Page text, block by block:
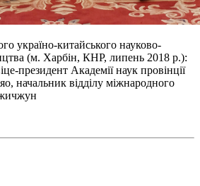
україно-китайського науково-
(м. Харбін, КНР, липень 2018 р.):
президент Академії наук провінції
начальник відділу міжнародного